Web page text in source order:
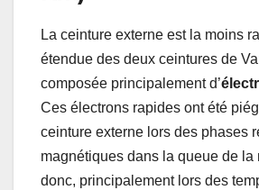
La ceinture externe est la moins
étendue des deux ceintures de
composée principalement d’
Ces électrons rapides ont été
ceinture externe lors des phases
magnétiques dans la queue de la
donc, principalement lors des